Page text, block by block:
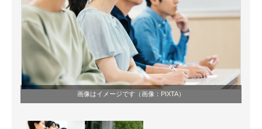
ビジネスと働き方のヒント
AI活用のいまが分かる
企業ITのトレンドを詳説
経営リーダーのコミュニティ
マーケ×ITの今がよく分かる
画像はイメージです（画像： PIXTA）